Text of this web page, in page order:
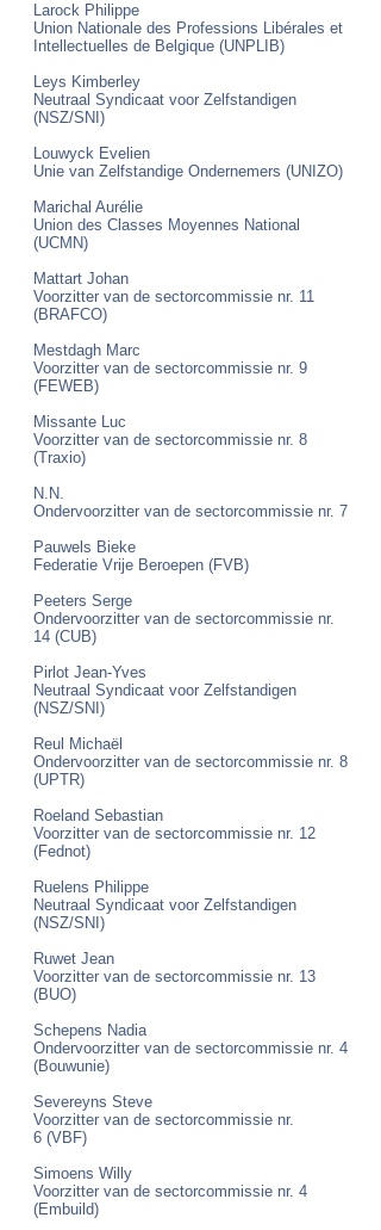
Larock Philippe
Union Nationale des Professions Libérales et
Intellectuelles de Belgique (UNPLIB)
Leys Kimberley
Neutraal Syndicaat voor Zelfstandigen
(NSZ/SNI)
Louwyck Evelien
Unie van Zelfstandige Ondernemers (UNIZO)
Marichal Aurélie
Union des Classes Moyennes National
(UCMN)
Mattart Johan
Voorzitter van de sectorcommissie nr. 11
(BRAFCO)
Mestdagh Marc
Voorzitter van de sectorcommissie nr. 9
(FEWEB)
Missante Luc
Voorzitter van de sectorcommissie nr. 8
(Traxio)
N.N.
Ondervoorzitter van de sectorcommissie nr. 7
Pauwels Bieke
Federatie Vrije Beroepen (FVB)
Peeters Serge
Ondervoorzitter van de sectorcommissie nr.
14 (CUB)
Pirlot Jean-Yves
Neutraal Syndicaat voor Zelfstandigen
(NSZ/SNI)
Reul Michaël
Ondervoorzitter van de sectorcommissie nr. 8
(UPTR)
Roeland Sebastian
Voorzitter van de sectorcommissie nr. 12
(Fednot)
Ruelens Philippe
Neutraal Syndicaat voor Zelfstandigen
(NSZ/SNI)
Ruwet Jean
Voorzitter van de sectorcommissie nr. 13
(BUO)
Schepens Nadia
Ondervoorzitter van de sectorcommissie nr. 4
(Bouwunie)
Severeyns Steve
Voorzitter van de sectorcommissie nr.
6 (VBF)
Simoens Willy
Voorzitter van de sectorcommissie nr. 4
(Embuild)